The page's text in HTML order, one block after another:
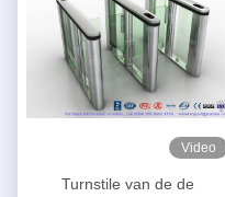
Video
Turnstile van de de